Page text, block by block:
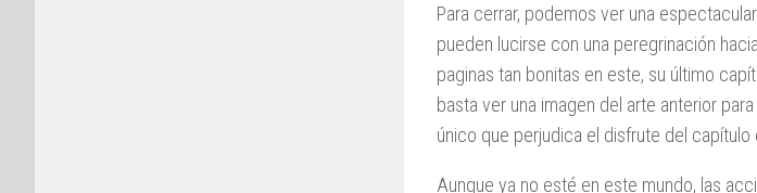
Para cerrar, podemos ver una
pueden lucirse con una peregrinación
paginas tan bonitas en este, su último
basta ver una imagen del arte anterior
único que perjudica el disfrute del
Aunque ya no esté en este mundo, las